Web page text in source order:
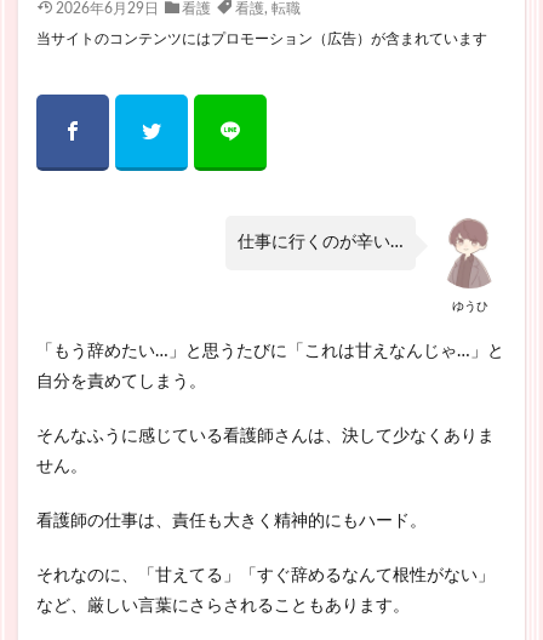
2026年6月29日 看護 看護, 転職
当サイトのコンテンツにはプロモーション（広告）が含まれています
ゆうひ
仕事に行くのが辛い…
「もう辞めたい…」と思うたびに「これは甘えなんじゃ…」と
自分を責めてしまう。
そんなふうに感じている看護師さんは、決して少なくありま
せん。
看護師の仕事は、責任も大きく精神的にもハード。
それなのに、「甘えてる」「すぐ辞めるなんて根性がない」
など、厳しい言葉にさらされることもあります。